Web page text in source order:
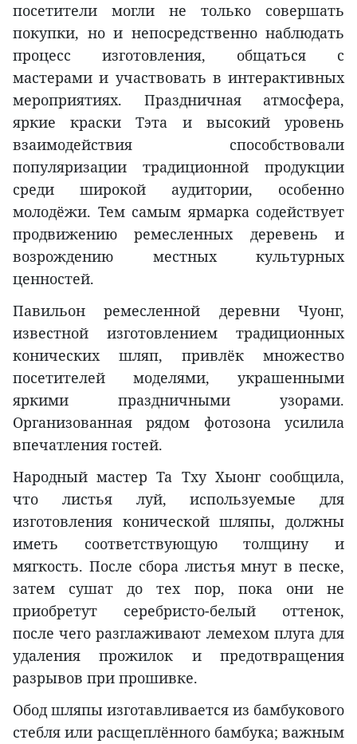
посетители могли не только совершать
покупки, но и непосредственно наблюдать
процесс изготовления, общаться с
мастерами и участвовать в интерактивных
мероприятиях. Праздничная атмосфера,
яркие краски Тэта и высокий уровень
взаимодействия способствовали
популяризации традиционной продукции
среди широкой аудитории, особенно
молодёжи. Тем самым ярмарка содействует
продвижению ремесленных деревень и
возрождению местных культурных
ценностей.
Павильон ремесленной деревни Чуонг,
известной изготовлением традиционных
конических шляп, привлёк множество
посетителей моделями, украшенными
яркими праздничными узорами.
Организованная рядом фотозона усилила
впечатления гостей.
Народный мастер Та Тху Хыонг сообщила,
что листья луй, используемые для
изготовления конической шляпы, должны
иметь соответствующую толщину и
мягкость. После сбора листья мнут в песке,
затем сушат до тех пор, пока они не
приобретут серебристо-белый оттенок,
после чего разглаживают лемехом плуга для
удаления прожилок и предотвращения
разрывов при прошивке.
Обод шляпы изготавливается из бамбукового
стебля или расщеплённого бамбука; важным